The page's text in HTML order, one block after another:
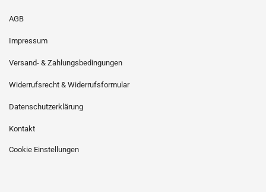
AGB
Impressum
Versand- & Zahlungsbedingungen
Widerrufsrecht & Widerrufsformular
Datenschutzerklärung
Kontakt
Cookie Einstellungen